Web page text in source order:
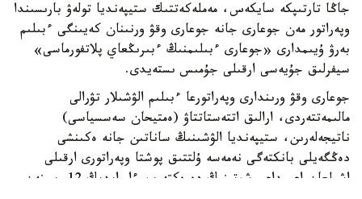
جاڭا تارتىپكە سايكەس، مەملەكەتتىك ستيپەنديا تولەۋ بارىسىندا
وپەراتور مەن جوعارى جانە جوعارى وقۋ ورنىنان كەيىنگى ءبىلىم
بەرۋ ۇيىمدارى «جوعارى ءبىلىمنىڭ ءبىرىڭعاي پلاتفورماسى»
سيفرلىق جۇيەسى ارقىلى جۇمىس ىستەيدى.
جوعارى وقۋ ورىندارى وپەراتورعا ءبىلىم الۋشىلار تۋرالى
مالىمەتتەردى، ارالىق اتتەستاتتاۋ (ەمتيحان سەسسياسى)
ناتيجەلەرىن، ستيپەنديا الۋشىنىڭ ساناتىن جانە ەكىنشى
دەڭگەيلى بانكتەگى نەمەسە ۇلتتىق پوشتا وپەراتورى ارقىلى
اشىلعان اعىمداعى شوتىنىڭ دەرەكتەرىن ءار ايدىڭ 12-سىنەن